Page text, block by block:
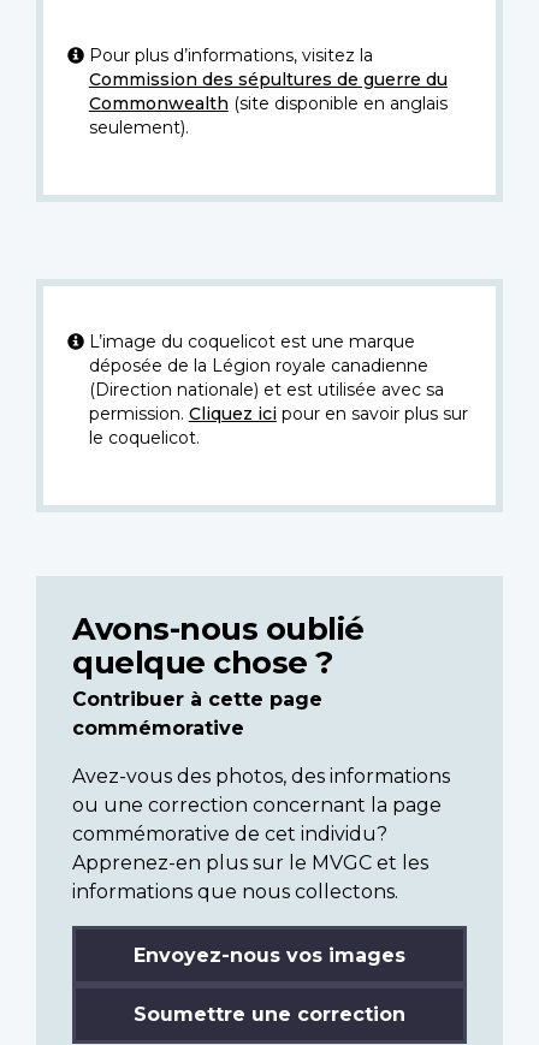
Pour plus d’informations, visitez la
Commission des sépultures de guerre du
Commonwealth (site disponible en anglais
seulement).
L’image du coquelicot est une marque
déposée de la Légion royale canadienne
(Direction nationale) et est utilisée avec sa
permission. Cliquez icipour en savoir plus sur
le coquelicot.
Avons-nous oublié
quelque chose ?
Contribuer à cette page
commémorative
Avez-vous des photos, des informations
ou une correction concernant la page
commémorative de cet individu?
Apprenez-en plus sur le MVGC et les
informations que nous collectons.
Envoyez-nous vos images
Soumettre une correction